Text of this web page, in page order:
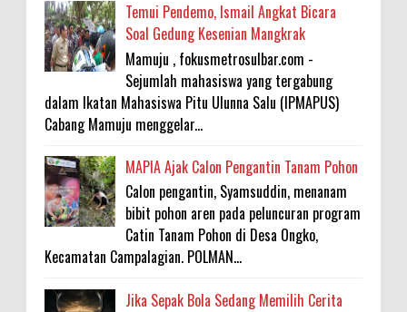
Temui Pendemo, Ismail Angkat Bicara
Soal Gedung Kesenian Mangkrak
Mamuju , fokusmetrosulbar.com -
Sejumlah mahasiswa yang tergabung
dalam Ikatan Mahasiswa Pitu Ulunna Salu (IPMAPUS)
Cabang Mamuju menggelar...
MAPIA Ajak Calon Pengantin Tanam Pohon
Calon pengantin, Syamsuddin, menanam
bibit pohon aren pada peluncuran program
Catin Tanam Pohon di Desa Ongko,
Kecamatan Campalagian. POLMAN...
Jika Sepak Bola Sedang Memilih Cerita